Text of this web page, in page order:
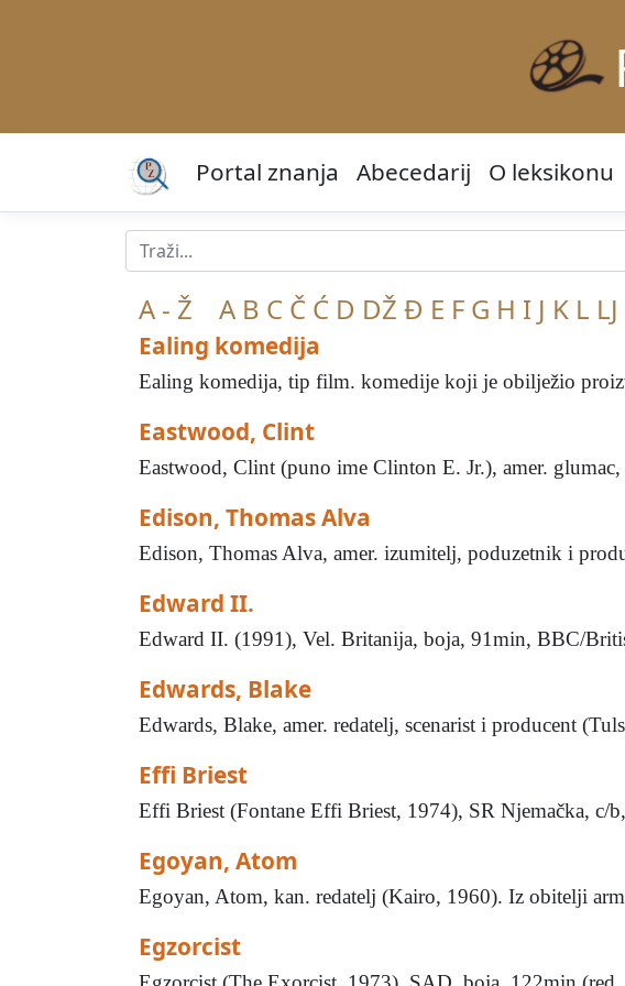
Portal znanja Abecedarij O leksikonu
A - Ž A B C Č Ć D DŽ Đ E F G H I J K L LJ
Ealing komedija
Ealing komedija, tip film. komedije koji je obilježio
Eastwood, Clint
Eastwood, Clint (puno ime Clinton E. Jr.), amer.
Edison, Thomas Alva
Edison, Thomas Alva, amer. izumitelj, poduzetnik i
Edward II.
Edward II. (1991), Vel. Britanija, boja, 91min, BBC/
Edwards, Blake
Edwards, Blake, amer. redatelj, scenarist i producent
Effi Briest
Effi Briest (Fontane Effi Briest, 1974), SR Njemačka, c/
Egoyan, Atom
Egoyan, Atom, kan. redatelj (Kairo, 1960). Iz obitelji
Egzorcist